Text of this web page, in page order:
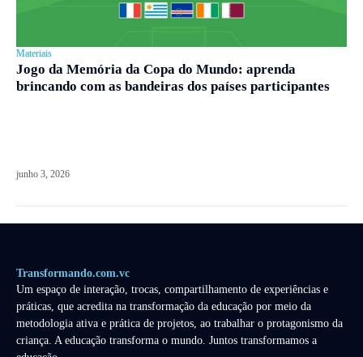
Materiais
Jogo da Memória da Copa do Mundo: aprenda
brincando com as bandeiras dos países participantes
junho 3, 2026
Transformando.com.vc
Um espaço de interação, trocas, compartilhamento de experiências e
práticas, que acredita na transformação da educação por meio da
metodologia ativa e prática de projetos, ao trabalhar o protagonismo da
criança. A educação transforma o mundo. Juntos transformamos a